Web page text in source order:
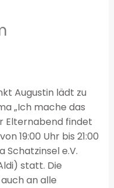
Augustin lädt zu
„Ich mache das
Elternabend findet
19:00 Uhr bis 21:00
Schatzinsel e.V.
statt. Die
an alle